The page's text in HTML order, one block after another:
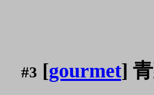
#3 [gourmet]